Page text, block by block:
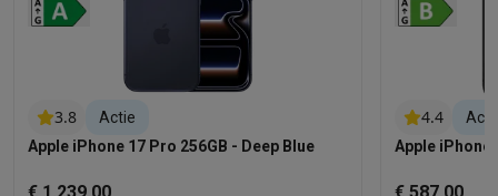
3.8
Actie
Apple iPhone 17 Pro 256GB - Deep Blue
4.4
Apple iPhone